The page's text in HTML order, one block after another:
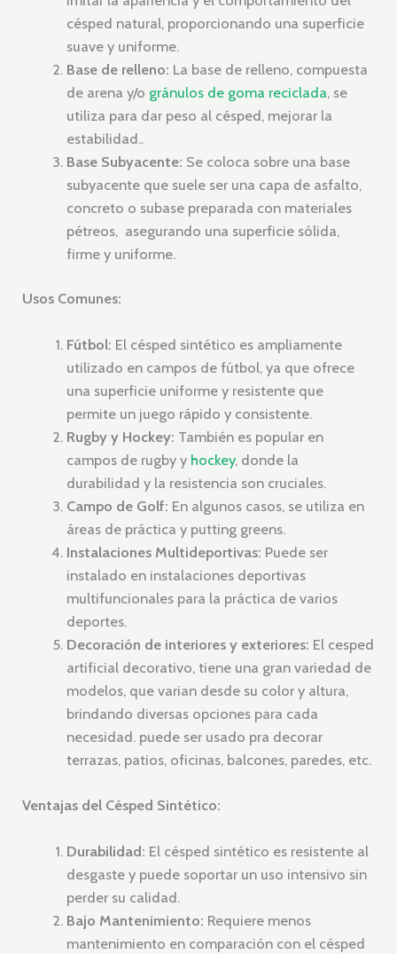
césped natural, proporcionando una superficie
suave y uniforme.
Base de relleno: La base de relleno, compuesta
de arena y/o gránulos de goma reciclada, se
utiliza para dar peso al césped, mejorar la
estabilidad..
Base Subyacente: Se coloca sobre una base
subyacente que suele ser una capa de asfalto,
concreto o subase preparada con materiales
pétreos, asegurando una superficie sólida,
firme y uniforme.
Usos Comunes:
Fútbol: El césped sintético es ampliamente
utilizado en campos de fútbol, ​​ya que ofrece
una superficie uniforme y resistente que
permite un juego rápido y consistente.
Rugby y Hockey: También es popular en
campos de rugby yhockey, donde la
durabilidad y la resistencia son cruciales.
Campo de Golf: En algunos casos, se utiliza en
áreas de práctica y putting greens.
Instalaciones Multideportivas: Puede ser
instalado en instalaciones deportivas
multifuncionales para la práctica de varios
deportes.
Decoración de interiores y exteriores: El cesped
artificial decorativo, tiene una gran variedad de
modelos, que varian desde su color y altura,
brindando diversas opciones para cada
necesidad. puede ser usado pra decorar
terrazas, patios, oficinas, balcones, paredes, etc.
Ventajas del Césped Sintético:
Durabilidad: El césped sintético es resistente al
desgaste y puede soportar un uso intensivo sin
perder su calidad.
Bajo Mantenimiento: Requiere menos
mantenimiento en comparación con el césped